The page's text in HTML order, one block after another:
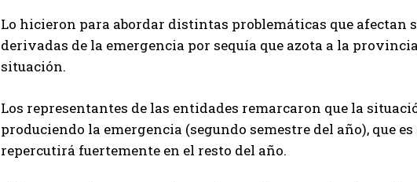
Lo hicieron para abordar distintas problemáticas que afectan
derivadas de la emergencia por sequía que azota a la
situación.
Los representantes de las entidades remarcaron que la
produciendo la emergencia (segundo semestre del año), que
repercutirá fuertemente en el resto del año.